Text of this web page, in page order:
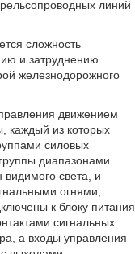
линий
сложность
и затруднению
железнодорожного
движением
каждый из которых
силовых
диапазонами
света, и
огнями,
к блоку питания
сигнальных
а входы управления